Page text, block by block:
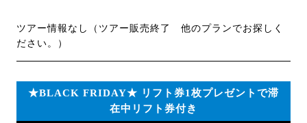
ツアー情報なし（ツアー販売終了 他のプランでお探しく
ださい。）
★BLACK FRIDAY★ リフト券1枚プレゼントで滞
在中リフト券付き